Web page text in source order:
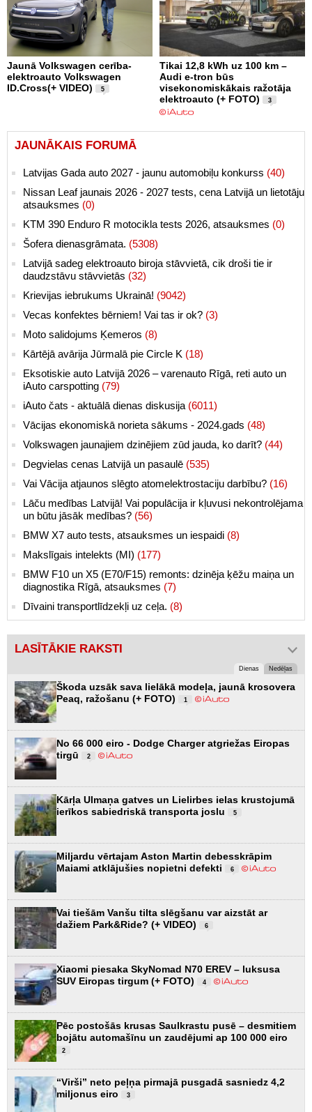
Jaunā Volkswagen cerība-
elektroauto Volkswagen
ID.Cross(+ VIDEO)
5
Tikai 12,8 kWh uz 100 km –
Audi e-tron būs
visekonomiskākais ražotāja
elektroauto (+ FOTO)
3
JAUNĀKAIS FORUMĀ
Latvijas Gada auto 2027 - jaunu automobiļu konkurss (40)
Nissan Leaf jaunais 2026 - 2027 tests, cena Latvijā un lietotāju
atsauksmes (0)
KTM 390 Enduro R motocikla tests 2026, atsauksmes (0)
Šofera dienasgrāmata. (5308)
Latvijā sadeg elektroauto biroja stāvvietā, cik droši tie ir
daudzstāvu stāvvietās (32)
Krievijas iebrukums Ukrainā! (9042)
Vecas konfektes bērniem! Vai tas ir ok? (3)
Moto salidojums Ķemeros (8)
Kārtējā avārija Jūrmalā pie Circle K (18)
Eksotiskie auto Latvijā 2026 – varenauto Rīgā, reti auto un
iAuto carspotting (79)
iAuto čats - aktuālā dienas diskusija (6011)
Vācijas ekonomiskā norieta sākums - 2024.gads (48)
Volkswagen jaunajiem dzinējiem zūd jauda, ko darīt? (44)
Degvielas cenas Latvijā un pasaulē (535)
Vai Vācija atjaunos slēgto atomelektrostaciju darbību? (16)
Lāču medības Latvijā! Vai populācija ir kļuvusi nekontrolējama
un būtu jāsāk medības? (56)
BMW X7 auto tests, atsauksmes un iespaidi (8)
Makslīgais intelekts (MI) (177)
BMW F10 un X5 (E70/F15) remonts: dzinēja ķēžu maiņa un
diagnostika Rīgā, atsauksmes (7)
Dīvaini transportlīdzekļi uz ceļa. (8)
LASĪTĀKIE RAKSTI
Dienas Nedēļas
Škoda uzsāk sava lielākā modeļa, jaunā krosovera
Peaq, ražošanu (+ FOTO)
1
No 66 000 eiro - Dodge Charger atgriežas Eiropas
tirgū
2
Kārļa Ulmaņa gatves un Lielirbes ielas krustojumā
ierīkos sabiedriskā transporta joslu
5
Miljardu vērtajam Aston Martin debesskrāpim
Maiami atklājušies nopietni defekti
6
Vai tiešām Vanšu tilta slēgšanu var aizstāt ar
dažiem Park&Ride? (+ VIDEO)
6
Xiaomi piesaka SkyNomad N70 EREV – luksusa
SUV Eiropas tirgum (+ FOTO)
4
Pēc postošās krusas Saulkrastu pusē – desmitiem
bojātu automašīnu un zaudējumi ap 100 000 eiro
2
“Virši” neto peļņa pirmajā pusgadā sasniedz 4,2
miljonus eiro
3